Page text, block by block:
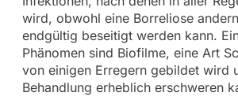
wird, obwohl eine Borreliose
endgültig beseitigt werden kann.
Phänomen sind Biofilme, eine Art
von einigen Erregern gebildet wird
Behandlung erheblich erschweren